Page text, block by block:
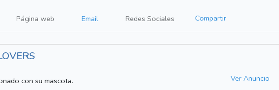
Página web Email Redes Sociales Compartir
con su mascota.
Ver Anuncio